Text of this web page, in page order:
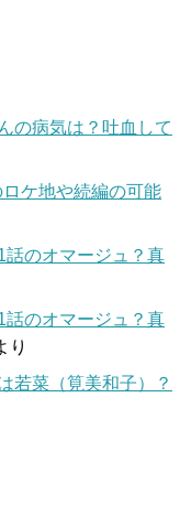
の病気は？吐血して
ケ地や続編の可能
のオマージュ？真
のオマージュ？真
り
若菜（筧美和子）？